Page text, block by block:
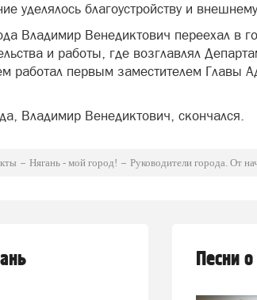
уделялось благоустройству и
Владимир Венедиктович переехал в
и работы, где возглавлял
работал первым заместителем Главы
Владимир Венедиктович, скончался.
Нягань - мой город! Руководители города. От
Песни